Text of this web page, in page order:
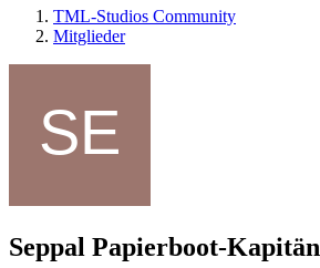
TML-Studios Community
Mitglieder
Seppal Papierboot-Kapitän